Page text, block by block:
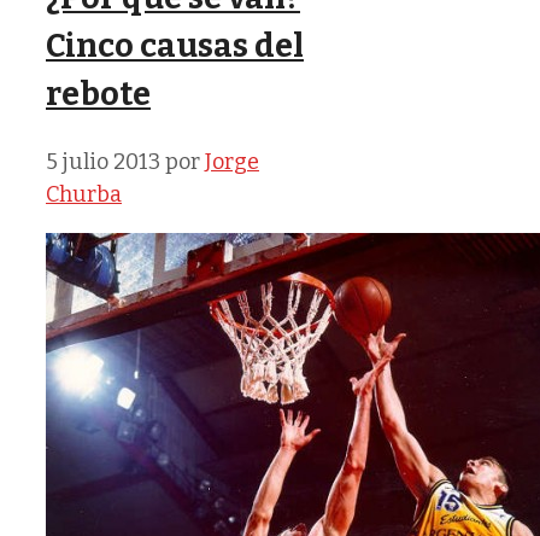
Cinco causas del
rebote
5 julio 2013 porJorge
Churba